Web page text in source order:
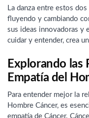
La danza entre estos
fluyendo y cambiando
sus ideas innovadoras y
cuidar y entender, crea
Explorando las
Empatía del
Para entender mejor la
Hombre Cáncer, es
empatía de Cáncer.